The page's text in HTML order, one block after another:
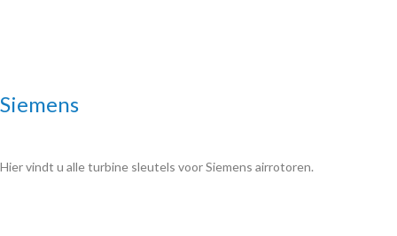
Siemens
Hier vindt u alle turbine sleutels voor Siemens airrotoren.